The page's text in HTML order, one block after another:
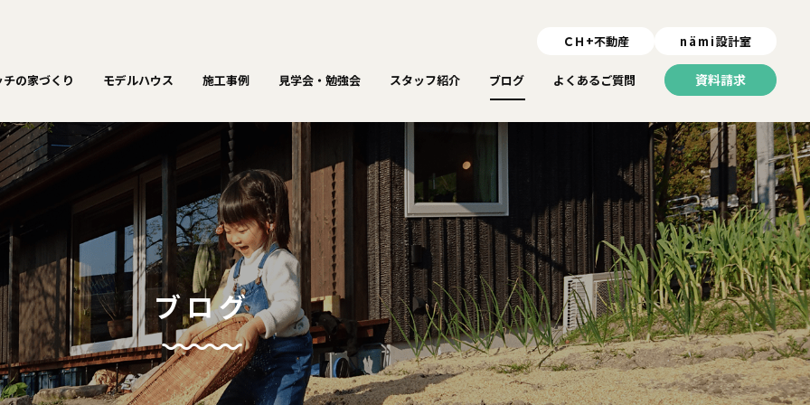
ＣＨ+不動産 nämi設計室
の家づくり モデルハウス 施工事例 見学会・勉強会 スタッフ紹介 ブログ よくあるご質問 資料請求
ブログ